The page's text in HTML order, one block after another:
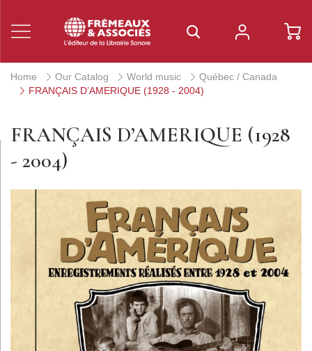
Home Our Catalog World music
Québec / Canada
FRANÇAIS D’AMERIQUE (1928 - 2004)
FRANÇAIS D’AMERIQUE (1928
- 2004)